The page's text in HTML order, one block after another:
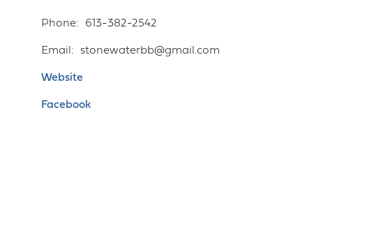
Phone 613-382-2542
Email stonewaterbb@gmail.com
Website
Facebook